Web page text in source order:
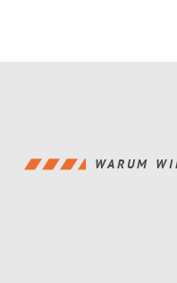
WARUM